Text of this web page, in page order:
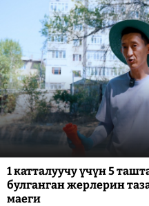
1 катталуучу үчүн 5
булганган жерлерин
маеги